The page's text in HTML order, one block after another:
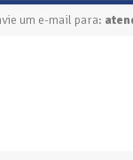
um e-mail para: